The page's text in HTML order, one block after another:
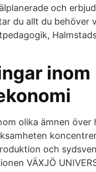
och
du allt du behöver
inom
olika ämnen över
och
VÄXJÖ